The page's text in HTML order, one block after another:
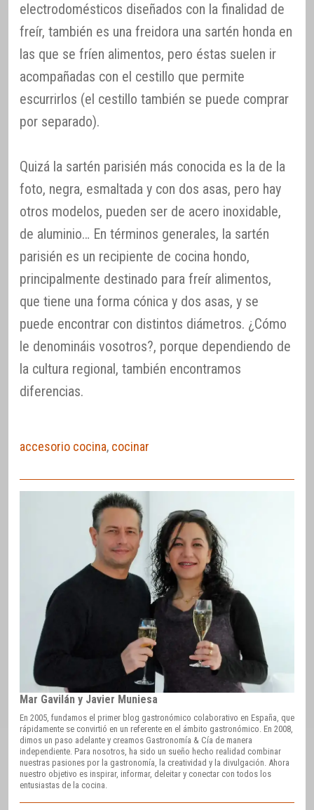
electrodomésticos diseñados con la finalidad de
freír, también es una freidora una sartén honda en
las que se fríen alimentos, pero éstas suelen ir
acompañadas con el cestillo que permite
escurrirlos (el cestillo también se puede comprar
por separado).
Quizá la sartén parisién más conocida es la de la
foto, negra, esmaltada y con dos asas, pero hay
otros modelos, pueden ser de acero inoxidable,
de aluminio… En términos generales, la sartén
parisién es un recipiente de cocina hondo,
principalmente destinado para freír alimentos,
que tiene una forma cónica y dos asas, y se
puede encontrar con distintos diámetros. ¿Cómo
le denomináis vosotros?, porque dependiendo de
la cultura regional, también encontramos
diferencias.
accesorio cocina, cocinar
Mar Gavilán y Javier Muniesa
En 2005, fundamos el primer blog gastronómico colaborativo en España, que
rápidamente se convirtió en un referente en el ámbito gastronómico. En 2008,
dimos un paso adelante y creamos Gastronomía & Cía de manera
independiente. Para nosotros, ha sido un sueño hecho realidad combinar
nuestras pasiones por la gastronomía, la creatividad y la divulgación. Ahora
nuestro objetivo es inspirar, informar, deleitar y conectar con todos los
entusiastas de la cocina.